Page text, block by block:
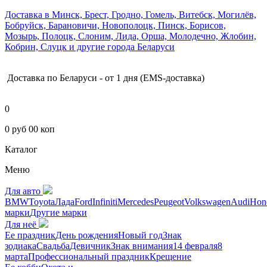
Доставка в Минск, Брест, Гродно, Гомель, Витебск, Могилёв,
Бобруйск, Барановичи, Новополоцк, Пинск, Борисов,
Мозырь, Полоцк, Слоним, Лида, Орша, Молодечно, Жлобин,
Кобрин, Слуцк и другие города Беларуси
Доставка по Беларуси - от 1 дня (EMS-доставка)
0
0 руб 00 коп
Каталог
Меню
Для авто
BMWToyotaЛадаFordInfinitiMercedesPeugeotVolkswagenAudi
маркиДругие марки
Для неё
Ее праздникДень рожденияНовый годЗнак
зодиакаСвадьбаДевичникЗнак внимания14 февраля8
мартаПрофессиональный праздникКрещение